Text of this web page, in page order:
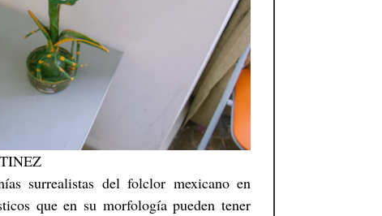
surrealistas del folclor mexicano en
que en su morfología pueden tener